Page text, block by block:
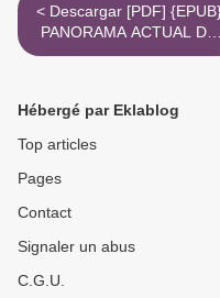
< Descargar [PDF] {EPUB}
PANORAMA ACTUAL DE
LA QUIMICA
Hébergé par Eklablog
Top articles
Pages
Contact
Signaler un abus
C.G.U.